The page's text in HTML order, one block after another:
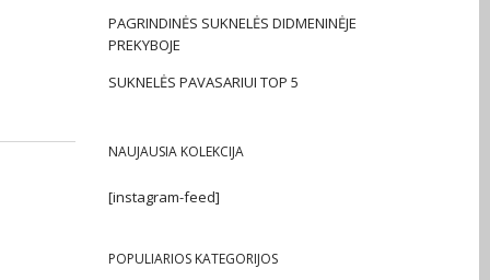
PAGRINDINĖS SUKNELĖS DIDMENINĖJE
PREKYBOJE
SUKNELĖS PAVASARIUI TOP 5
NAUJAUSIA KOLEKCIJA
[instagram-feed]
POPULIARIOS KATEGORIJOS